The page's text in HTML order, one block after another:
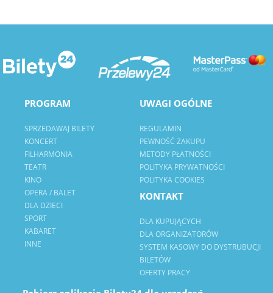
PROGRAM
SPRZEDAWAJ BILETY
KONCERT
FILHARMONIA
TEATR
KINO
OPERA / BALET
DLA DZIECI
SPORT
KABARET
INNE
UWAGI OGÓLNE
REGULAMIN
PEWNOŚĆ ZAKUPU
METODY PŁATNOŚCI
POLITYKA PRYWATNOŚCI
POLITYKA COOKIES
KONTAKT
DLA KUPUJĄCYCH
DLA ORGANIZATORÓW
SYSTEM KASOWY DO DYSTRUBUCJI
BILETÓW
OFERTY PRACY